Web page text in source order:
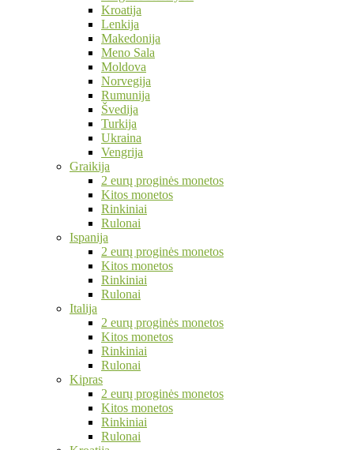
Kroatija
Lenkija
Makedonija
Meno Sala
Moldova
Norvegija
Rumunija
Švedija
Turkija
Ukraina
Vengrija
Graikija
2 eurų proginės monetos
Kitos monetos
Rinkiniai
Rulonai
Ispanija
2 eurų proginės monetos
Kitos monetos
Rinkiniai
Rulonai
Italija
2 eurų proginės monetos
Kitos monetos
Rinkiniai
Rulonai
Kipras
2 eurų proginės monetos
Kitos monetos
Rinkiniai
Rulonai